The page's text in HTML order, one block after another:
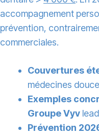
accompagnement
prévention,
commerciales.
Couvertures
médecines
Exemples
Groupe Vyv
Prévention